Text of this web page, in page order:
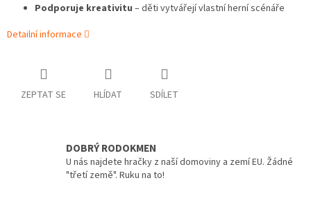
Podporuje kreativitu – děti vytvářejí vlastní herní scénáře
Detailní informace
ZEPTAT SE HLÍDAT SDÍLET
DOBRÝ RODOKMEN
U nás najdete hračky z naší domoviny a zemí EU. Žádné
"třetí země". Ruku na to!